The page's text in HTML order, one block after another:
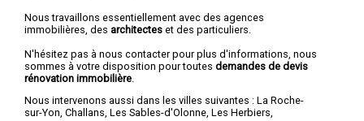
Nous travaillons essentiellement avec des agences
immobilières, des architectes et des particuliers.
N'hésitez pas à nous contacter pour plus d'informations, nous
sommes à votre disposition pour toutes demandes de devis
rénovation immobilière
Nous intervenons aussi dans les villes suivantes : La Roche-
sur-Yon, Challans, Les Sables-d'Olonne, Les Herbiers,